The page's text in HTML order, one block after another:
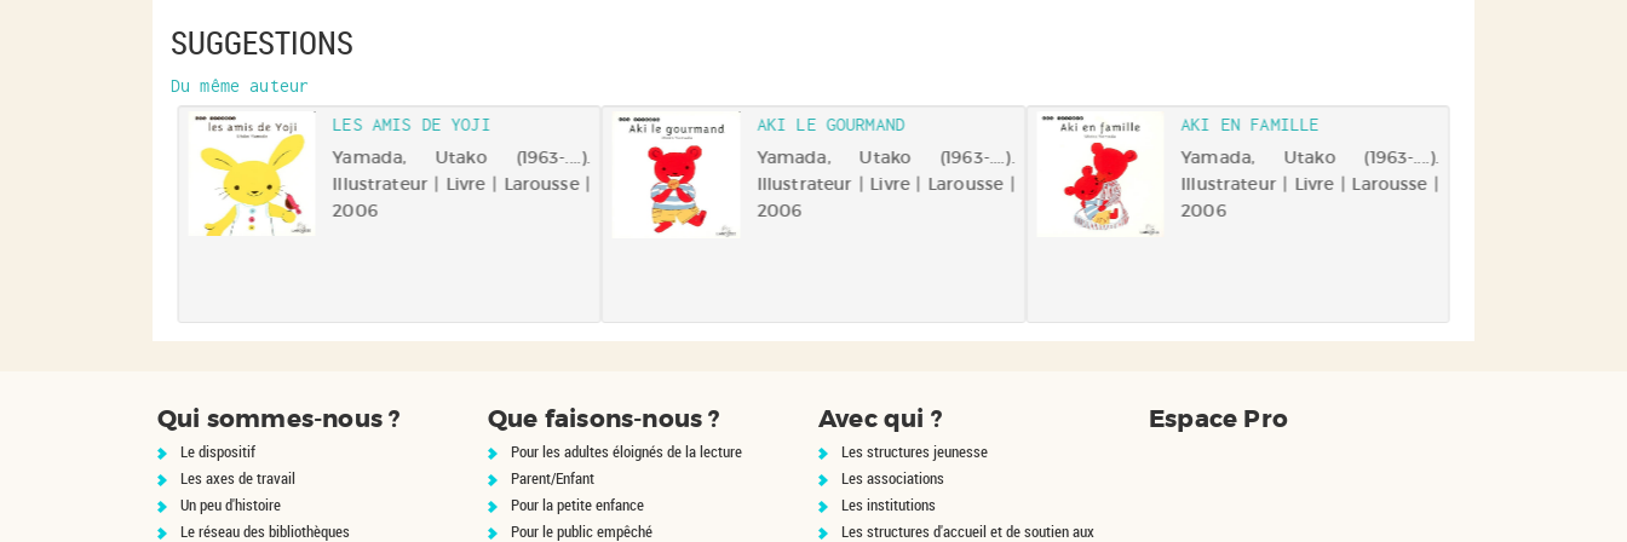
SUGGESTIONS
Du même auteur
AKI LE GOURMAND
Yamada, Utako (1963-....).
Illustrateur | Livre | Larousse |
2006
AKI EN FAMILLE
Yamada, Utako (1963-....).
Illustrateur | Livre | Larousse |
2006
LES AMIS DE YOJI
Yamada, Utako (1963-....).
Illustrateur | Livre | Larousse |
2006
Qui sommes-nous ?
Le dispositif
Les axes de travail
Un peu d'histoire
Le réseau des bibliothèques
Que faisons-nous ?
Pour les adultes éloignés de la lecture
Parent/Enfant
Pour la petite enfance
Pour le public empêché
Avec qui ?
Les structures jeunesse
Les associations
Les institutions
Les structures d'accueil et de soutien aux
Espace Pro